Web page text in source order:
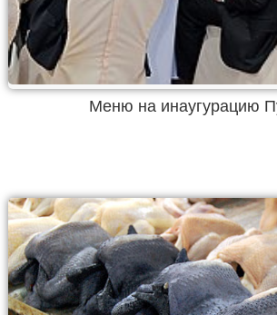
Меню на инаугурацию